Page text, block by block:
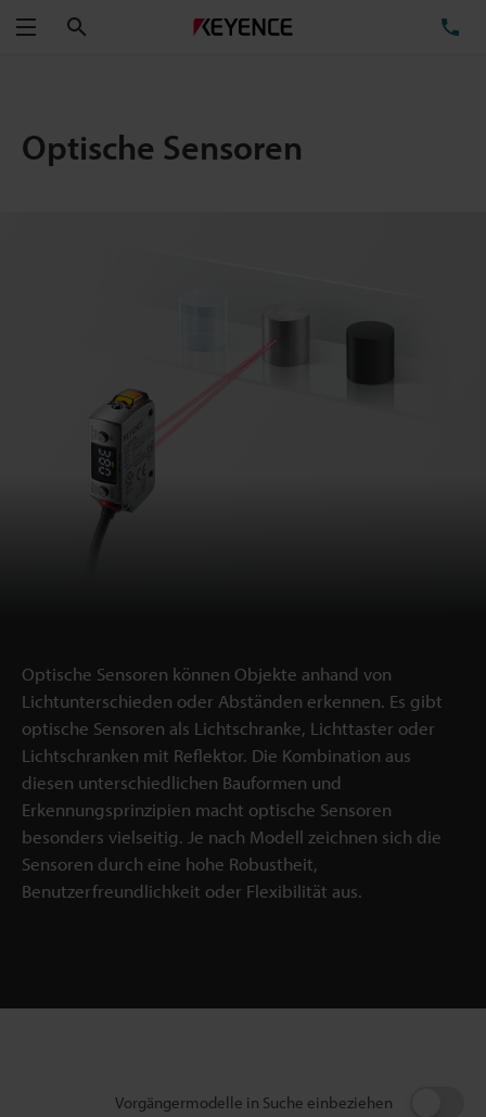
Menü
Optische Sensoren
Optische Sensoren können Objekte anhand von
Lichtunterschieden oder Abständen erkennen. Es gibt
optische Sensoren als Lichtschranke, Lichttaster oder
Lichtschranken mit Reflektor. Die Kombination aus
diesen unterschiedlichen Bauformen und
Erkennungsprinzipien macht optische Sensoren
besonders vielseitig. Je nach Modell zeichnen sich die
Sensoren durch eine hohe Robustheit,
Benutzerfreundlichkeit oder Flexibilität aus.
Vorgängermodelle in Suche einbeziehen